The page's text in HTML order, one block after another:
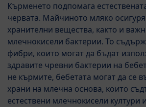
Кърменето подпомага
червата. Майчиното мляко
хранителни вещества, както и
млечнокисели бактерии. То
фибри, които могат да бъдат
здравите чревни бактерии на
не кърмите, бебетата могат да се
храни на млечна основа, които
естествени млечнокисели култури